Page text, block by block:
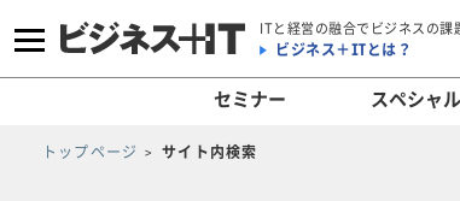
ITと経営の融合でビジネスの課
ビジネス＋ITとは？
セミナー スペシャル
トップページ サイト内検索